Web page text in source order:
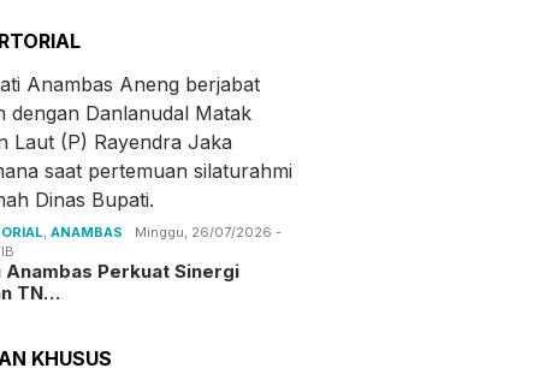
,ANAMBAS
Minggu, 26/07/2026 -
Anambas Perkuat Sinergi
TN…
KHUSUS